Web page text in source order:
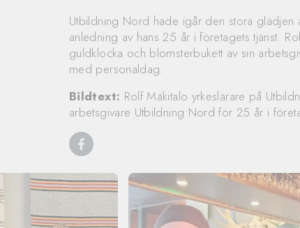
Utbildning Nord hade igår den stora glädjen
anledning av hans 25 år i företagets tjänst.
guldklocka och blomsterbukett av sin
med personaldag.
Bildtext: Rolf Mäkitalo yrkeslärare på
arbetsgivare Utbildning Nord för 25 år i